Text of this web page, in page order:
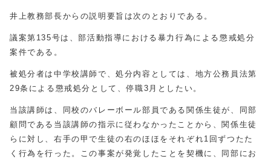
井上教務部長からの説明要旨は次のとおりである。
議案第135号は、部活動指導における暴力行為による懲戒処分
案件である。
被処分者は中学校講師で、処分内容としては、地方公務員法第
29条による懲戒処分として、停職3月としたい。
当該講師は、同校のバレーボール部員である関係生徒が、同部
顧問である当該講師の指示に従わなかったことから、関係生徒
らに対し、右手の甲で生徒の右のほほをそれぞれ1回ずつたた
く行為を行った。この事案が発覚したことを契機に、同部にお